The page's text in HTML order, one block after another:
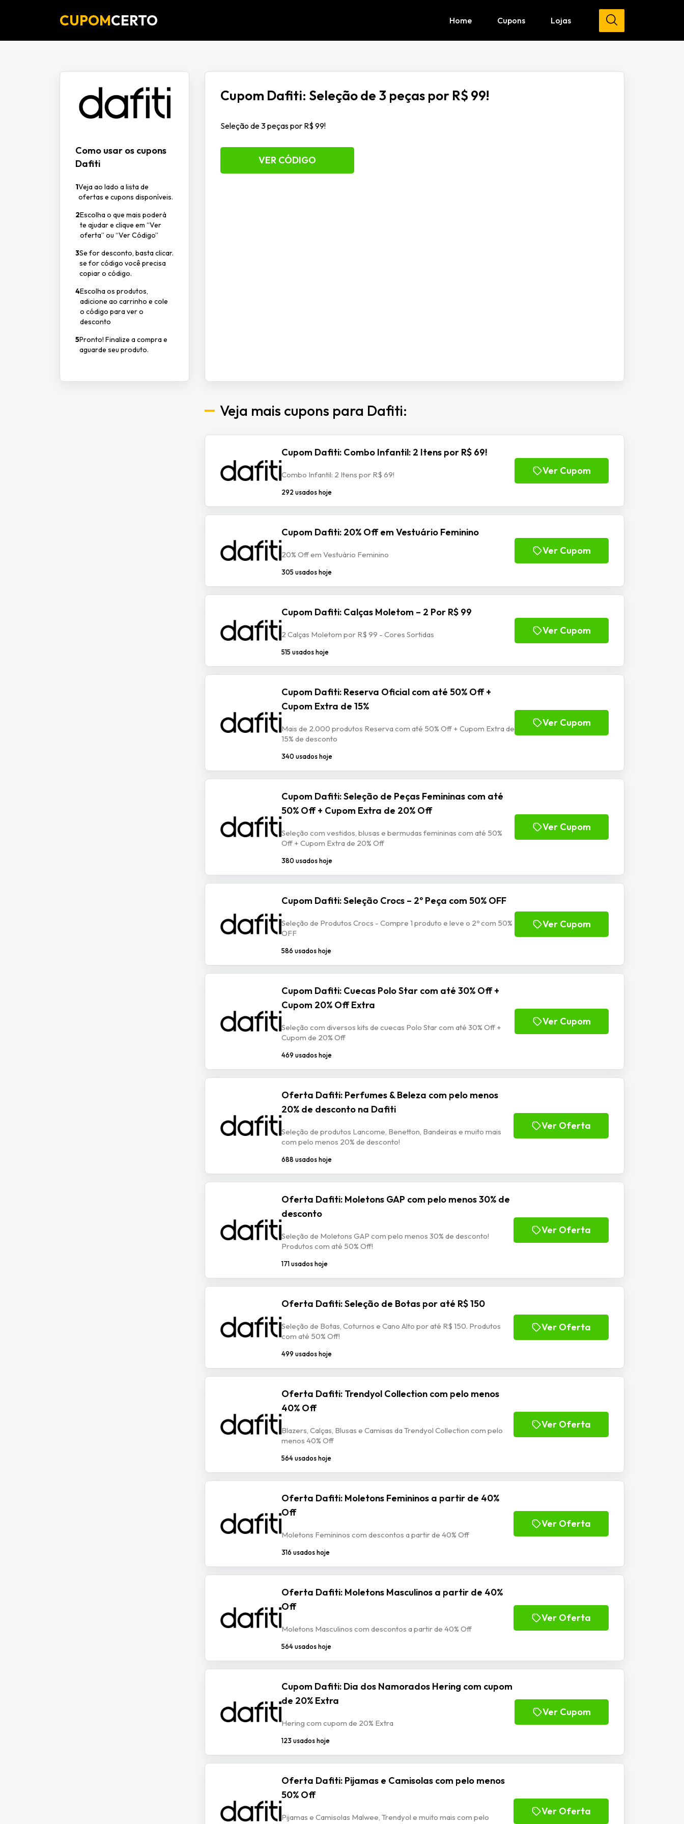
CUPOMCERTO Home Cupons Lojas
Como usar os cupons
Dafiti
1Veja ao lado a lista de
ofertas e cupons disponíveis.
2Escolha o que mais poderá
te ajudar e clique em “Ver
oferta” ou “Ver Código”
3Se for desconto, basta clicar.
se for código você precisa
copiar o código.
4Escolha os produtos,
adicione ao carrinho e cole
o código para ver o
desconto
5Pronto! Finalize a compra e
aguarde seu produto.
Cupom Dafiti: Seleção de 3 peças por R$ 99!
Seleção de 3 peças por R$ 99!
VER CÓDIGO
Veja mais cupons para Dafiti:
Cupom Dafiti: Combo Infantil: 2 Itens por R$ 69!
Combo Infantil: 2 Itens por R$ 69!
292 usados hoje
Ver Cupom
Cupom Dafiti: 20% Off em Vestuário Feminino
20% Off em Vestuário Feminino
305 usados hoje
Ver Cupom
Cupom Dafiti: Calças Moletom – 2 Por R$ 99
2 Calças Moletom por R$ 99 - Cores Sortidas
515 usados hoje
Ver Cupom
Cupom Dafiti: Reserva Oficial com até 50% Off +
Cupom Extra de 15%
Mais de 2.000 produtos Reserva com até 50% Off + Cupom Extra de
15% de desconto
340 usados hoje
Ver Cupom
Cupom Dafiti: Seleção de Peças Femininas com até
50% Off + Cupom Extra de 20% Off
Seleção com vestidos, blusas e bermudas femininas com até 50%
Off + Cupom Extra de 20% Off
380 usados hoje
Ver Cupom
Cupom Dafiti: Seleção Crocs – 2º Peça com 50% OFF
Seleção de Produtos Crocs - Compre 1 produto e leve o 2º com 50%
OFF
586 usados hoje
Ver Cupom
Cupom Dafiti: Cuecas Polo Star com até 30% Off +
Cupom 20% Off Extra
Seleção com diversos kits de cuecas Polo Star com até 30% Off +
Cupom de 20% Off
469 usados hoje
Ver Cupom
Oferta Dafiti: Perfumes & Beleza com pelo menos
20% de desconto na Dafiti
Seleção de produtos Lancome, Benetton, Bandeiras e muito mais
com pelo menos 20% de desconto!
688 usados hoje
Ver Oferta
Oferta Dafiti: Moletons GAP com pelo menos 30% de
desconto
Seleção de Moletons GAP com pelo menos 30% de desconto!
Produtos com até 50% Off!
171 usados hoje
Ver Oferta
Oferta Dafiti: Seleção de Botas por até R$ 150
Seleção de Botas, Coturnos e Cano Alto por até R$ 150. Produtos
com até 50% Off!
499 usados hoje
Ver Oferta
Oferta Dafiti: Trendyol Collection com pelo menos
40% Off
Blazers, Calças, Blusas e Camisas da Trendyol Collection com pelo
menos 40% Off
564 usados hoje
Ver Oferta
Oferta Dafiti: Moletons Femininos a partir de 40%
Off
Moletons Femininos com descontos a partir de 40% Off
316 usados hoje
Ver Oferta
Oferta Dafiti: Moletons Masculinos a partir de 40%
Off
Moletons Masculinos com descontos a partir de 40% Off
564 usados hoje
Ver Oferta
Cupom Dafiti: Dia dos Namorados Hering com cupom
de 20% Extra
Hering com cupom de 20% Extra
123 usados hoje
Ver Cupom
Oferta Dafiti: Pijamas e Camisolas com pelo menos
50% Off
Pijamas e Camisolas Malwee, Trendyol e muito mais com pelo
Ver Oferta